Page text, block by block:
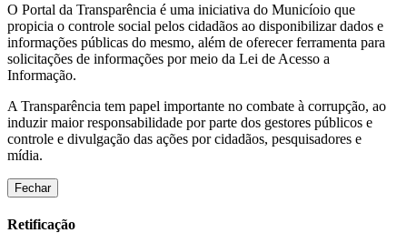
O Portal da Transparência é uma iniciativa do Municíoio que
propicia o controle social pelos cidadãos ao disponibilizar dados e
informações públicas do mesmo, além de oferecer ferramenta para
solicitações de informações por meio da Lei de Acesso a
Informação.
A Transparência tem papel importante no combate à corrupção, ao
induzir maior responsabilidade por parte dos gestores públicos e
controle e divulgação das ações por cidadãos, pesquisadores e
mídia.
Fechar
Retificação